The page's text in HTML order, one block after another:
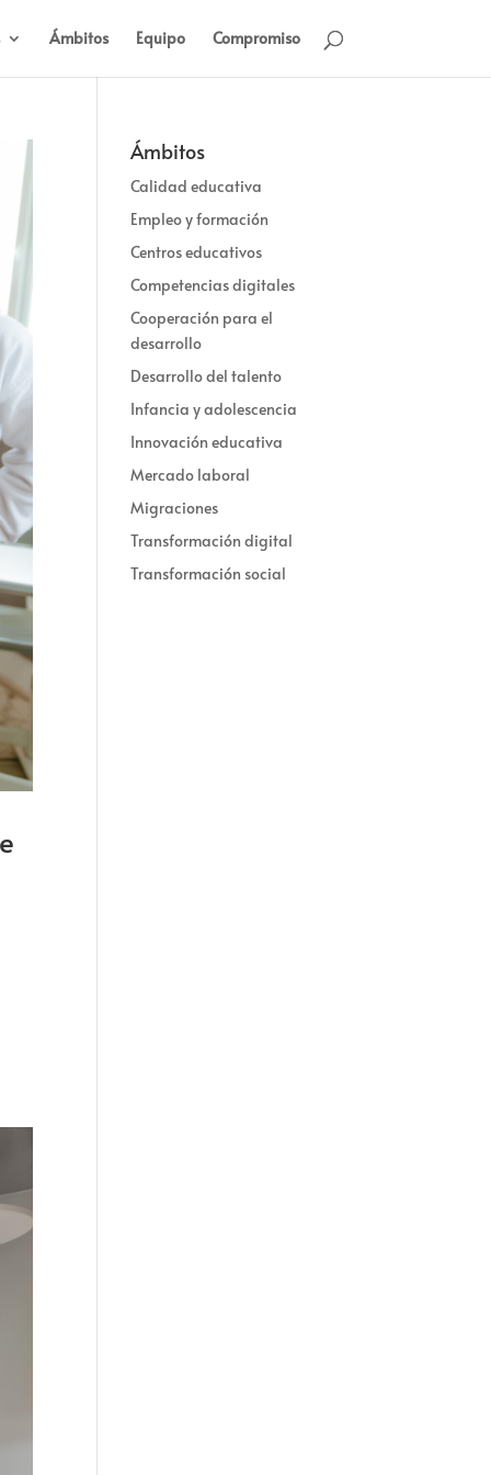
Ámbitos Equipo Compromiso
Ámbitos
Calidad educativa
Empleo y formación
Centros educativos
Competencias digitales
Cooperación para el
desarrollo
Desarrollo del talento
Infancia y adolescencia
Innovación educativa
Mercado laboral
Migraciones
Transformación digital
Transformación social